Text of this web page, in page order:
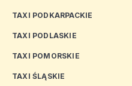
TAXI PODKARPACKIE
TAXI PODLASKIE
TAXI POMORSKIE
TAXI ŚLĄSKIE